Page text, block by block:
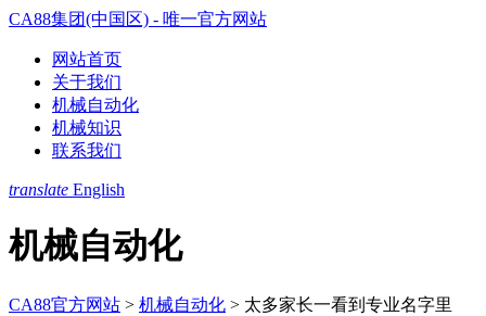
CA88集团(中国区) - 唯一官方网站
网站首页
关于我们
机械自动化
机械知识
联系我们
translate English
机械自动化
CA88官方网站 > 机械自动化 > 太多家长一看到专业名字里